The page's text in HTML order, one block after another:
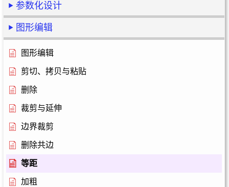
参数化设计
图形编辑
图形编辑
剪切、拷贝与粘贴
删除
裁剪与延伸
边界裁剪
删除共边
等距
加粗